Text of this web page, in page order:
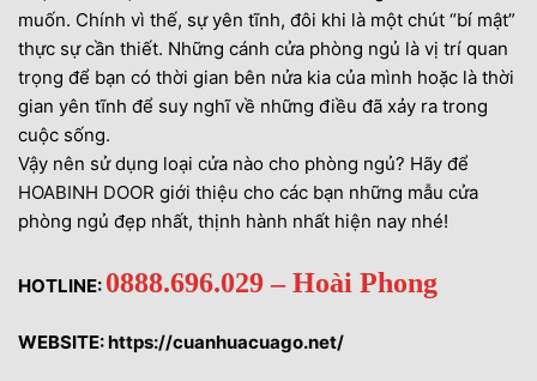
muốn. Chính vì thế, sự yên tĩnh, đôi khi là một chút “bí mật”
thực sự cần thiết. Những cánh cửa phòng ngủ là vị trí quan
trọng để bạn có thời gian bên nửa kia của mình hoặc là thời
gian yên tĩnh để suy nghĩ về những điều đã xảy ra trong
cuộc sống.
Vậy nên sử dụng loại cửa nào cho phòng ngủ? Hãy để
HOABINH DOOR giới thiệu cho các bạn những mẫu cửa
phòng ngủ đẹp nhất, thịnh hành nhất hiện nay nhé!
HOTLINE: 0888.696.029 – Hoài Phong
WEBSITE:https://cuanhuacuago.net/